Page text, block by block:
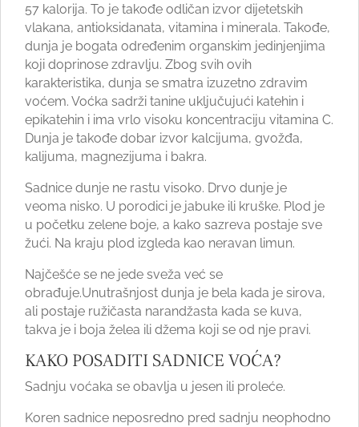
57 kalorija. To je takođe odličan izvor dijetetskih
vlakana, antioksidanata, vitamina i minerala. Takođe,
dunja je bogata određenim organskim jedinjenjima
koji doprinose zdravlju. Zbog svih ovih
karakteristika, dunja se smatra izuzetno zdravim
voćem. Voćka sadrži tanine uključujući katehin i
epikatehin i ima vrlo visoku koncentraciju vitamina C.
Dunja je takođe dobar izvor kalcijuma, gvožđa,
kalijuma, magnezijuma i bakra.
Sadnice dunje ne rastu visoko. Drvo dunje je
veoma nisko. U porodici je jabuke ili kruške. Plod je
u početku zelene boje, a kako sazreva postaje sve
žući. Na kraju plod izgleda kao neravan limun.
Najčešće se ne jede sveža već se
obrađuje.Unutrašnjost dunja je bela kada je sirova,
ali postaje ružičasta narandžasta kada se kuva,
takva je i boja želea ili džema koji se od nje pravi.
KAKO POSADITI SADNICE VOĆA?
Sadnju voćaka se obavlja u jesen ili proleće.
Koren sadnice neposredno pred sadnju neophodno